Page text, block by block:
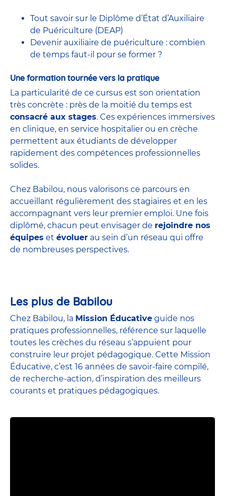
Tout savoir sur le Diplôme d’État d’Auxiliaire
de Puériculture (DEAP)
Devenir auxiliaire de puériculture : combien
de temps faut-il pour se former ?
Une formation tournée vers la pratique
La particularité de ce cursus est son orientation
très concrète : près de la moitié du temps est
consacré aux stages. Ces expériences immersives
en clinique, en service hospitalier ou en crèche
permettent aux étudiants de développer
rapidement des compétences professionnelles
solides.
Chez Babilou, nous valorisons ce parcours en
accueillant régulièrement des stagiaires et en les
accompagnant vers leur premier emploi. Une fois
diplômé, chacun peut envisager de rejoindre nos
équipes et évoluer au sein d’un réseau qui offre
de nombreuses perspectives.
Les plus de Babilou
Chez Babilou, la Mission Éducative guide nos
pratiques professionnelles, référence sur laquelle
toutes les crèches du réseau s’appuient pour
construire leur projet pédagogique. Cette Mission
Éducative, c’est 16 années de savoir-faire compilé,
de recherche-action, d’inspiration des meilleurs
courants et pratiques pédagogiques.